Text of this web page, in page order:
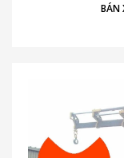
BÁN